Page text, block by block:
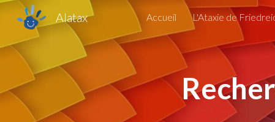
Alatax Accueil L'Ataxie de